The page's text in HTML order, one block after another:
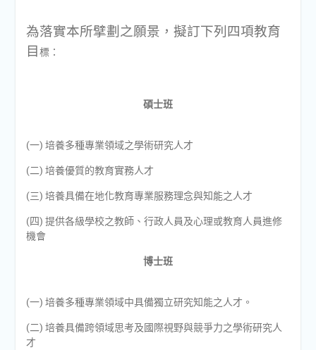
為落實本所擘劃之願景，擬訂下列四項教育
目 標：
碩士班
(一) 培養多種專業領域之學術研究人才
(二) 培養優質的教育實務人才
(三) 培養具備在地化教育專業服務理念與知能之人才
(四) 提供各級學校之教師、行政人員及心理或教育人員進修
機會
博士班
(一) 培養多種專業領域中具備獨立研究知能之人才。
(二) 培養具備跨領域思考及國際視野與競爭力之學術研究人
才